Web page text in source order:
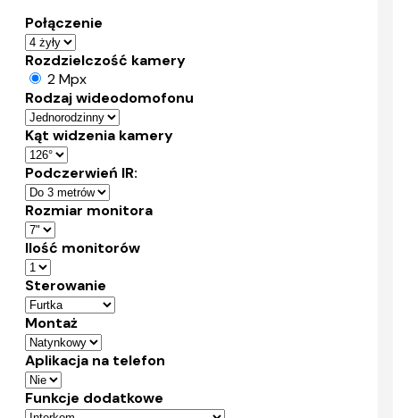
Połączenie
Rozdzielczość kamery
2 Mpx
Rodzaj wideodomofonu
Kąt widzenia kamery
Podczerwień IR:
Rozmiar monitora
Ilość monitorów
Sterowanie
Montaż
Aplikacja na telefon
Funkcje dodatkowe